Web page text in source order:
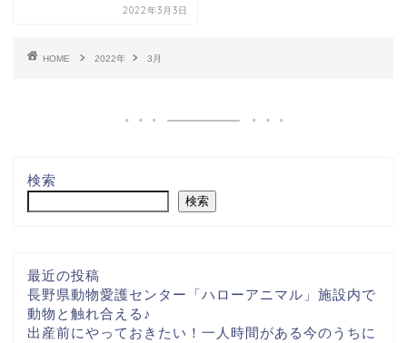
2022年3月3日
HOME 2022年 3月
検索
検索
最近の投稿
長野県動物愛護センター「ハローアニマル」施設内で
動物と触れ合える♪
出産前にやっておきたい！一人時間がある今のうちに